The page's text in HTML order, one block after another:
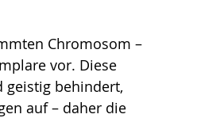
Chromosom –
vor. Diese
geistig behindert,
auf – daher die